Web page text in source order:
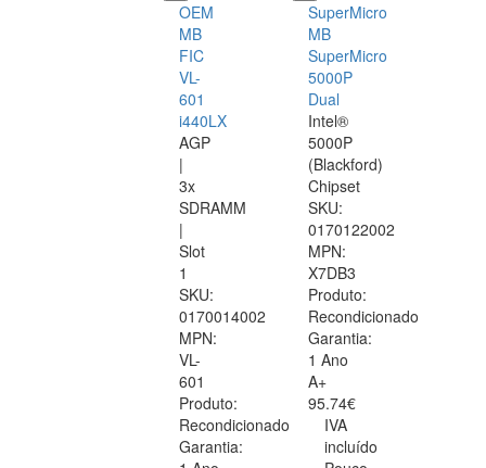
OEM
MB
FIC
VL-
601
i440LX
AGP
|
3x
SDRAMM
|
Slot
1
SKU:
0170014002
MPN:
VL-
601
Produto:
Recondicionado
Garantia:
SuperMicro
MB
SuperMicro
5000P
Dual
Intel®
5000P
(Blackford)
Chipset
SKU:
0170122002
MPN:
X7DB3
Produto:
Recondicionado
Garantia:
1 Ano
A+
95.74€
IVA
incluído